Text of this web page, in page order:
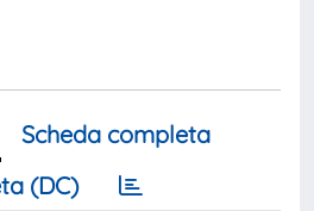
Scheda completa
(DC)